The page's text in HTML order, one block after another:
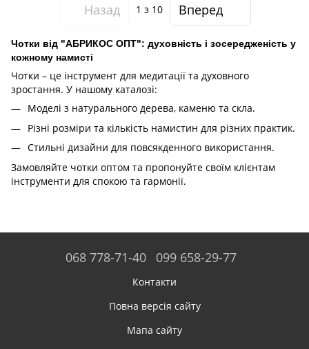
Назад 1 з 10 Вперед
Чотки від "АБРИКОС ОПТ": духовність і зосередженість у
кожному намисті
Чотки – це інструмент для медитації та духовного
зростання. У нашому каталозі:
Моделі з натурального дерева, каменю та скла.
Різні розміри та кількість намистин для різних практик.
Стильні дизайни для повсякденного використання.
Замовляйте чотки оптом та пропонуйте своїм клієнтам
інструменти для спокою та гармонії.
068 778-71-40 099 658-29-77
Контакти
Повна версія сайту
Мапа сайту